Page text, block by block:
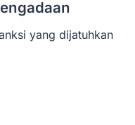
yang dijatuhkan